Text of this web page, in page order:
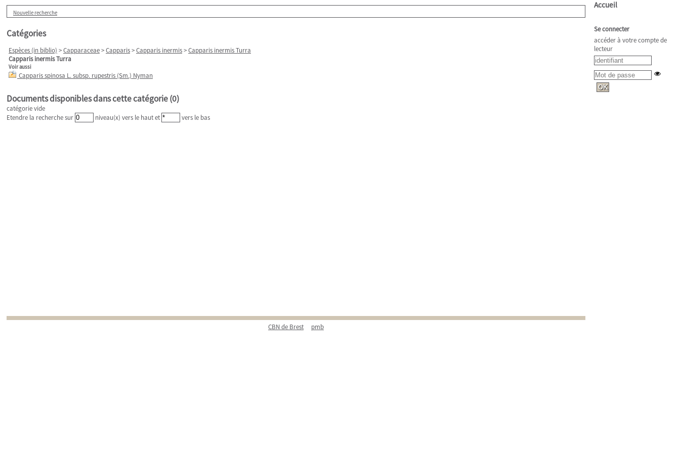
Nouvelle recherche
Catégories
Espèces (in biblio) >Capparaceae>Capparis>Capparis inermis>Capparis inermis Turra
Capparis inermis Turra
Voir aussi
Capparis spinosa L. subsp. rupestris (Sm.) Nyman
Documents disponibles dans cette catégorie (0)
catégorie vide
Etendre la recherche sur
niveau(x) vers le haut et vers le bas
CBN de Brest pmb
Accueil
Se connecter
accéder à votre compte de
lecteur